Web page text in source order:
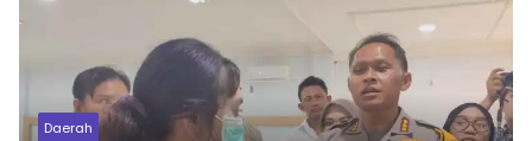
Daerah